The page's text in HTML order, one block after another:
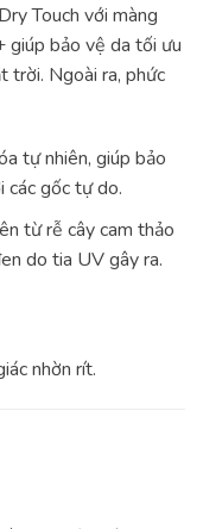
Touch với màng
bảo vệ da tối ưu
trời. Ngoài ra, phức
tự nhiên, giúp bảo
gốc tự do.
từ rễ cây cam thảo
do tia UV gây ra.
nhờn rít.